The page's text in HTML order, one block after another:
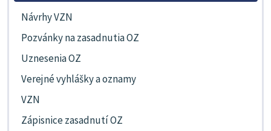
Návrhy VZN
Pozvánky na zasadnutia OZ
Uznesenia OZ
Verejné vyhlášky a oznamy
VZN
Zápisnice zasadnutí OZ